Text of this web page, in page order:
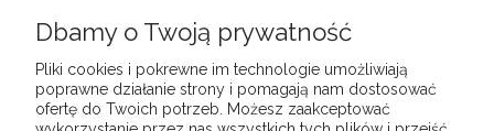
Vallejo, kolor: Copper 940, opak. 200 ml
47,90 zł
DO KOSZYKA
Dbamy o Twoją prywatność
Pliki cookies i pokrewne im technologie umożliwiają
poprawne działanie strony i pomagają nam dostosować
ofertę do Twoich potrzeb. Możesz zaakceptować